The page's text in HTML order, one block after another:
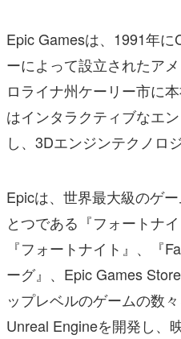
Epic Gamesは、1991年
ーによって設立されたア
ロライナ州ケーリー市に
はインタラクティブなエ
し、3Dエンジンテクノロ
Epicは、世界最大級のゲ
とつである『フォートナ
『フォートナイト』、『
ーグ』、Epic Games
ップレベルのゲームの数
Unreal Engineを開発し、